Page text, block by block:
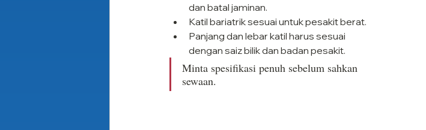
dan batal jaminan.
Katil bariatrik sesuai untuk pesakit berat.
Panjang dan lebar katil harus sesuai
dengan saiz bilik dan badan pesakit.
Minta spesifikasi penuh sebelum sahkan
sewaan.